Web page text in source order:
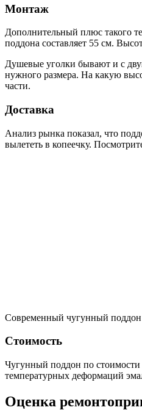
Монтаж
Дополнительный плюс такого
поддона составляет 55 см.
Душевые уголки бывают и с
нужного размера. На какую
части.
Доставка
Анализ рынка показал, что
вылететь в копеечку.
Современный чугунный поддон
Стоимость
Чугунный поддон по стоимости
температурных деформаций
Оценка